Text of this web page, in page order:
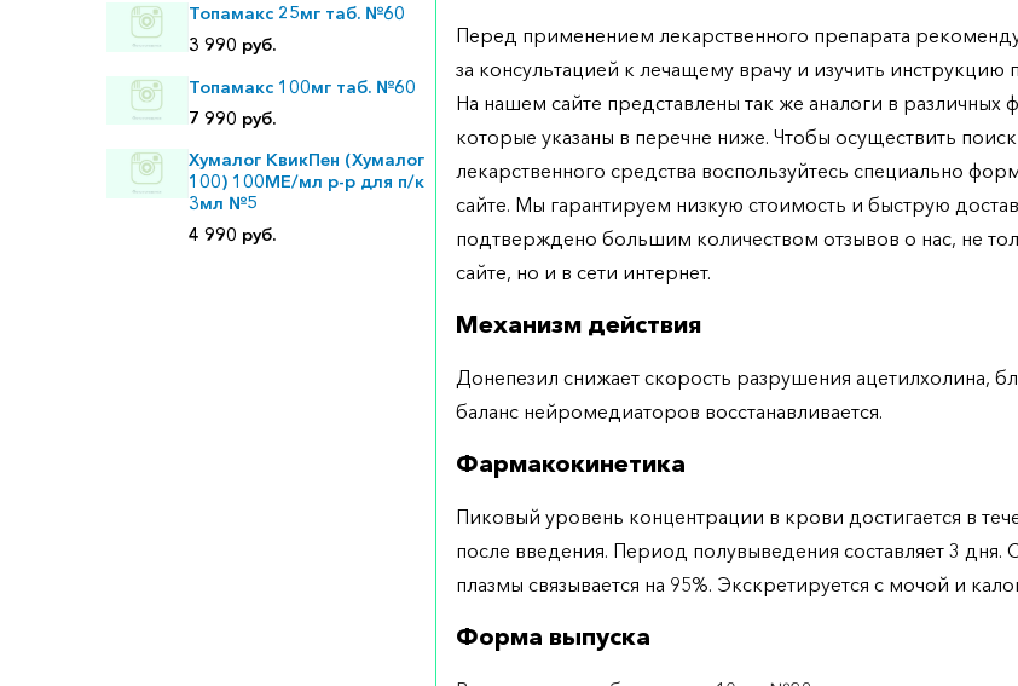
Топамакс 25мг таб. №60
3 990 руб.
Топамакс 100мг таб. №60
7 990 руб.
Хумалог КвикПен (Хумалог
100) 100МЕ/мл р-р для п/к
3мл №5
4 990 руб.
Перед применением лекарственного препарата
за консультацией к лечащему врачу и изучить
На нашем сайте представлены так же аналоги в различных
которые указаны в перечне ниже. Чтобы осуществить
лекарственного средства воспользуйтесь специально
сайте. Мы гарантируем низкую стоимость и быструю
подтверждено большим количеством отзывов о нас, не
сайте, но и в сети интернет.
Механизм действия
Донепезил снижает скорость разрушения ацетилхолина,
баланс нейромедиаторов восстанавливается.
Фармакокинетика
Пиковый уровень концентрации в крови достигается в
после введения. Период полувыведения составляет 3 дня.
плазмы связывается на 95%. Экскретируется с мочой и
Форма выпуска